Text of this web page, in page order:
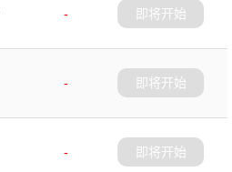
-
即将开始
-
即将开始
-
即将开始